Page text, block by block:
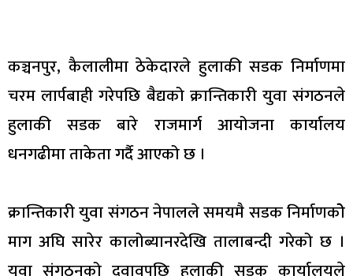
कञ्चनपुर, कैलालीमा ठेकेदारले हुलाकी सडक निर्माणमा
चरम लार्पबाही गरेपछि बैद्यको क्रान्तिकारी युवा संगठनले
हुलाकी सडक बारे राजमार्ग आयोजना कार्यालय
धनगढीमा ताकेता गर्दै आएको छ ।
क्रान्तिकारी युवा संगठन नेपालले समयमै सडक निर्माणकोे
माग अघि सारेर कालोब्यानरदेखि तालाबन्दी गरेको छ ।